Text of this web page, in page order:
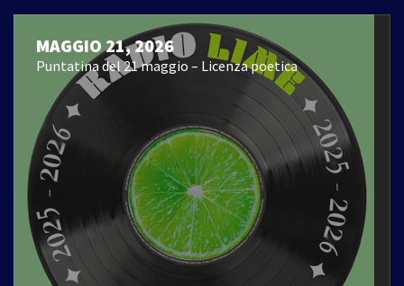
MAGGIO 21, 2026
Puntatina del 21 maggio – Licenza poetica